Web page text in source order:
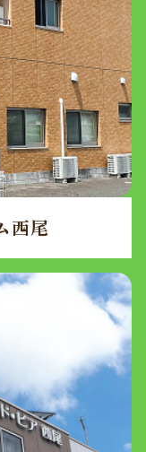
西尾